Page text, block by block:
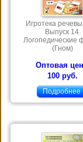
Игротека
Выпуск 14.
Логопедические
(Гном)
Оптовая
100 руб.
Подробнее